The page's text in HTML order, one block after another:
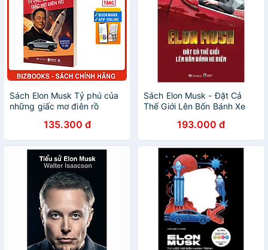
Sách Elon Musk Tỷ phú của
những giấc mơ điên rồ
135.300 đ
Sách Elon Musk - Đặt Cả
Thế Giới Lên Bốn Bánh Xe
193.000 đ